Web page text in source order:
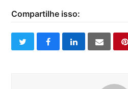
Compartilhe isso:
twitterfacebooklinkedinemail